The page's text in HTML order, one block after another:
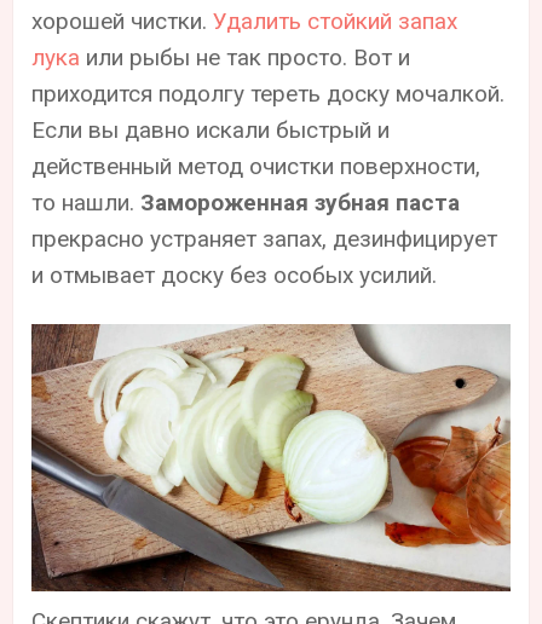
хорошей чистки.Удалить стойкий запах
лука или рыбы не так просто. Вот и
приходится подолгу тереть доску мочалкой.
Если вы давно искали быстрый и
действенный метод очистки поверхности,
то нашли. Замороженная зубная паста
прекрасно устраняет запах, дезинфицирует
и отмывает доску без особых усилий.